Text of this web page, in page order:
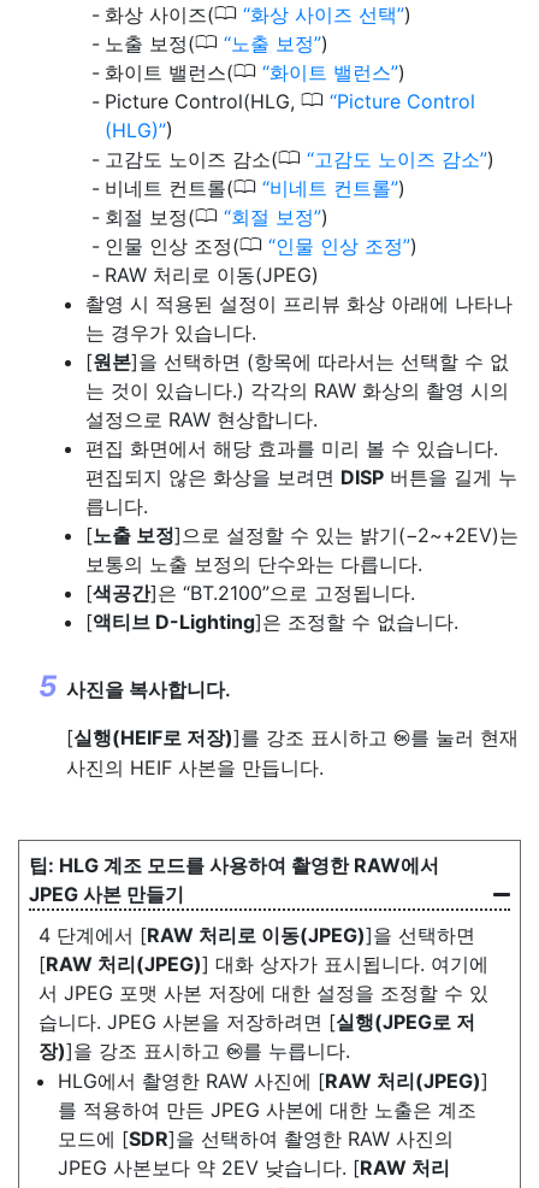
화상 사이즈(0 화상 사이즈 선택 )
노출 보정(0 노출 보정 )
화이트 밸런스(0 화이트 밸런스 )
Picture Control(HLG, 0 Picture Control
(HLG) )
고감도 노이즈 감소(0 고감도 노이즈 감소 )
비네트 컨트롤(0 비네트 컨트롤 )
회절 보정(0 회절 보정 )
인물 인상 조정(0 인물 인상 조정 )
RAW 처리로 이동(JPEG)
촬영 시 적용된 설정이 프리뷰 화상 아래에 나타나
는 경우가 있습니다.
[원본]을 선택하면 (항목에 따라서는 선택할 수 없
는 것이 있습니다.) 각각의 RAW 화상의 촬영 시의
설정으로 RAW 현상합니다.
편집 화면에서 해당 효과를 미리 볼 수 있습니다.
편집되지 않은 화상을 보려면 DISP 버튼을 길게 누
릅니다.
[노출 보정]으로 설정할 수 있는 밝기(−2~+2EV)는
보통의 노출 보정의 단수와는 다릅니다.
[색공간]은 “BT.2100”으로 고정됩니다.
[액티브 D-Lighting]은 조정할 수 없습니다.
사진을 복사합니다.
[실행(HEIF로 저장)]를 강조 표시하고 J를 눌러 현재
사진의 HEIF 사본을 만듭니다.
HLG 계조 모드를 사용하여 촬영한 RAW에서
JPEG 사본 만들기
4 단계에서 [RAW 처리로 이동(JPEG)]을 선택하면
[RAW 처리(JPEG)] 대화 상자가 표시됩니다. 여기에
서 JPEG 포맷 사본 저장에 대한 설정을 조정할 수 있
습니다. JPEG 사본을 저장하려면 [실행(JPEG로 저
장)]을 강조 표시하고 J를 누릅니다.
HLG에서 촬영한 RAW 사진에 [RAW 처리(JPEG)]
를 적용하여 만든 JPEG 사본에 대한 노출은 계조
모드에 [SDR]을 선택하여 촬영한 RAW 사진의
JPEG 사본보다 약 2EV 낮습니다. [RAW 처리